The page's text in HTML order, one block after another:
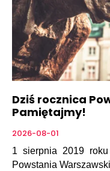
Dziś rocznica
Pamiętajmy!
2026-08-01
1 sierpnia 2019
Powstania